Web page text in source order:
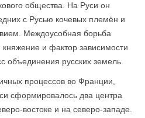
общества. На Руси он
с Русью кочевых племён и
Междоусобная борьба
княжение и фактор зависимости
объединения русских земель.
процессов во Франции,
сформировалось два центра
востоке и на северо-западе.